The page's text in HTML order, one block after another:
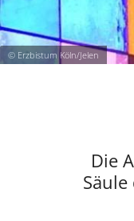
© Erzbistum Köln/Jelen
Die